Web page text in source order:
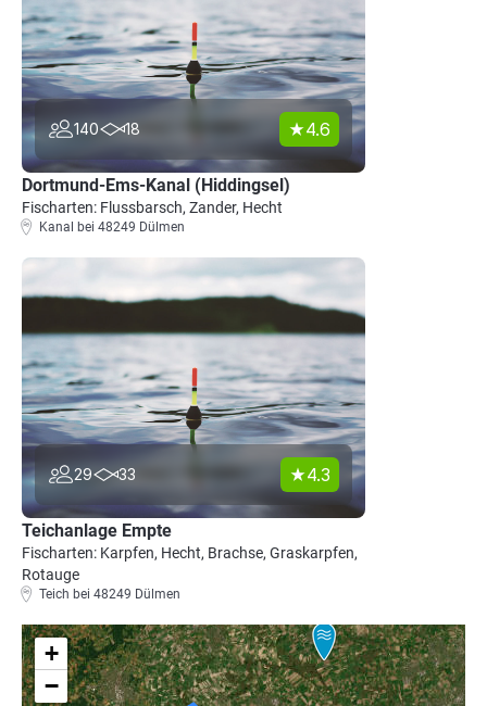
140 18 4.6
Dortmund-Ems-Kanal (Hiddingsel)
Fischarten: Flussbarsch, Zander, Hecht
Kanal bei 48249 Dülmen
29 33 4.3
Teichanlage Empte
Fischarten: Karpfen, Hecht, Brachse, Graskarpfen,
Rotauge
Teich bei 48249 Dülmen
+
−